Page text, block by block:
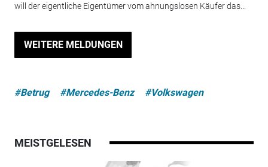
will der eigentliche Eigentümer vom ahnungslosen Käufer das...
WEITERE MELDUNGEN
#Betrug #Mercedes-Benz #Volkswagen
MEISTGELESEN